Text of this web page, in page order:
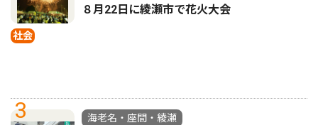
社会
８月22日に綾瀬市で花火大会
3
海老名・座間・綾瀬